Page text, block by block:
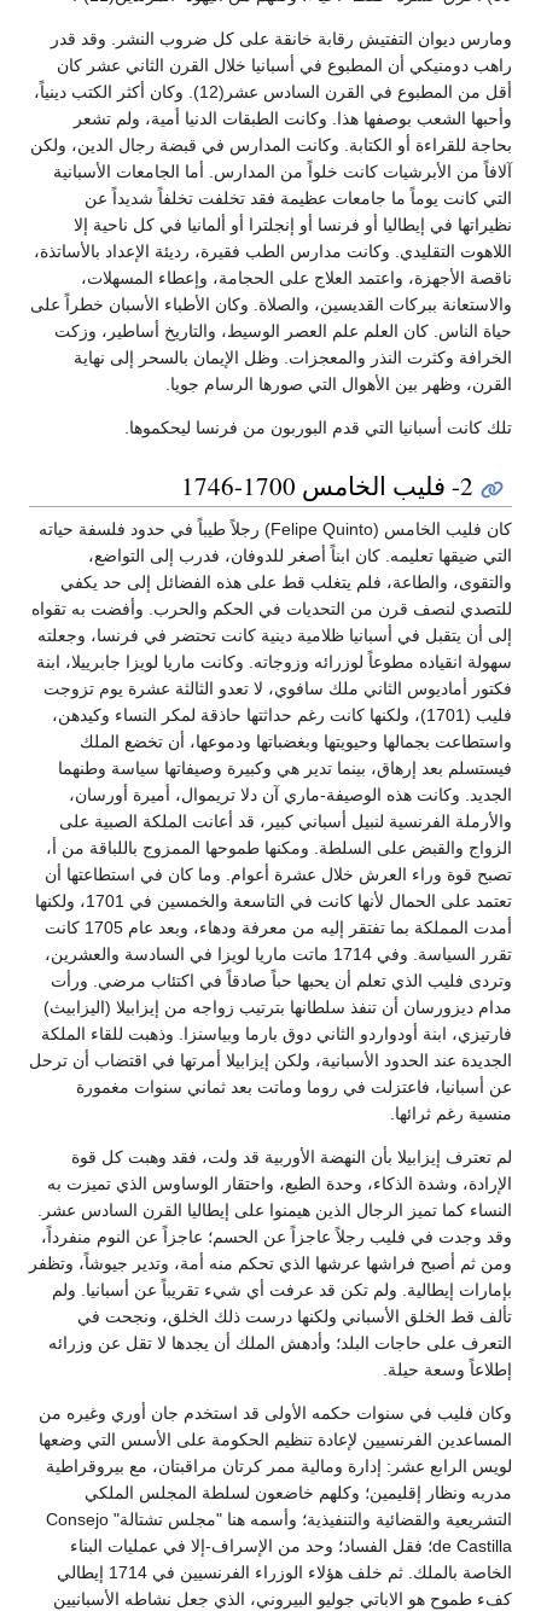
ومارس ديوان التفتيش رقابة خانقة على كل ضروب النشر. وقد قدر
راهب دومنيكي أن المطبوع في أسبانيا خلال القرن الثاني عشر كان
أقل من المطبوع في القرن السادس عشر(12). وكان أكثر الكتب دينياً،
وأحبها الشعب بوصفها هذا. وكانت الطبقات الدنيا أمية، ولم تشعر
بحاجة للقراءة أو الكتابة. وكانت المدارس في قبضة رجال الدين، ولكن
آلافاً من الأبرشيات كانت خلواً من المدارس. أما الجامعات الأسبانية
التي كانت يوماً ما جامعات عظيمة فقد تخلفت تخلفاً شديداً عن
نظيراتها في إيطاليا أو فرنسا أو إنجلترا أو ألمانيا في كل ناحية إلا
اللاهوت التقليدي. وكانت مدارس الطب فقيرة، رديئة الإعداد بالأساتذة،
ناقصة الأجهزة، واعتمد العلاج على الحجامة، وإعطاء المسهلات،
والاستعانة ببركات القديسين، والصلاة. وكان الأطباء الأسبان خطراً على
حياة الناس. كان العلم علم العصر الوسيط، والتاريخ أساطير، وزكت
الخرافة وكثرت النذر والمعجزات. وظل الإيمان بالسحر إلى نهاية
القرن، وظهر بين الأهوال التي صورها الرسام جويا.
تلك كانت أسبانيا التي قدم البوربون من فرنسا ليحكموها.
2- فليب الخامس 1700-1746
كان فليب الخامس (Felipe Quinto) رجلاً طيباً في حدود فلسفة حياته
التي ضيقها تعليمه. كان ابناً أصغر للدوفان، فدرب إلى التواضع،
والتقوى، والطاعة، فلم يتغلب قط على هذه الفضائل إلى حد يكفي
للتصدي لنصف قرن من التحديات في الحكم والحرب. وأفضت به تقواه
إلى أن يتقبل في أسبانيا ظلامية دينية كانت تحتضر في فرنسا، وجعلته
سهولة انقياده مطوعاً لوزرائه وزوجاته. وكانت ماريا لويزا جابرييلا، ابنة
فكتور أماديوس الثاني ملك سافوي، لا تعدو الثالثة عشرة يوم تزوجت
فليب (1701)، ولكنها كانت رغم حداثتها حاذقة لمكر النساء وكيدهن،
واستطاعت بجمالها وحيويتها وبغضباتها ودموعها، أن تخضع الملك
فيستسلم بعد إرهاق، بينما تدير هي وكبيرة وصيفاتها سياسة وطنهما
الجديد. وكانت هذه الوصيفة-ماري آن دلا تريموال، أميرة أورسان،
والأرملة الفرنسية لنبيل أسباني كبير، قد أعانت الملكة الصبية على
الزواج والقبض على السلطة. ومكنها طموحها الممزوج باللباقة من أ،
تصبح قوة وراء العرش خلال عشرة أعوام. وما كان في استطاعتها أن
تعتمد على الحمال لأنها كانت في التاسعة والخمسين في 1701، ولكنها
أمدت المملكة بما تفتقر إليه من معرفة ودهاء، وبعد عام 1705 كانت
تقرر السياسة. وفي 1714 ماتت ماريا لويزا في السادسة والعشرين،
وتردى فليب الذي تعلم أن يحبها حباً صادقاً في اكتئاب مرضي. ورأت
مدام ديزورسان أن تنفذ سلطانها بترتيب زواجه من إيزابيلا (اليزابيث)
فارتيزي، ابنة أودواردو الثاني دوق بارما وبياسنزا. وذهبت للقاء الملكة
الجديدة عند الحدود الأسبانية، ولكن إيزابيلا أمرتها في اقتضاب أن ترحل
عن أسبانيا، فاعتزلت في روما وماتت بعد ثماني سنوات مغمورة
منسية رغم ثرائها.
لم تعترف إيزابيلا بأن النهضة الأوربية قد ولت، فقد وهبت كل قوة
الإرادة، وشدة الذكاء، وحدة الطبع، واحتقار الوساوس الذي تميزت به
النساء كما تميز الرجال الذين هيمنوا على إيطاليا القرن السادس عشر.
وقد وجدت في فليب رجلاً عاجزاً عن الحسم؛ عاجزاً عن النوم منفرداً،
ومن ثم أصبح فراشها عرشها الذي تحكم منه أمة، وتدير جيوشاً، وتظفر
بإمارات إيطالية. ولم تكن قد عرفت أي شيء تقريباً عن أسبانيا. ولم
تألف قط الخلق الأسباني ولكنها درست ذلك الخلق، ونجحت في
التعرف على حاجات البلد؛ وأدهش الملك أن يجدها لا تقل عن وزرائه
إطلاعاً وسعة حيلة.
وكان فليب في سنوات حكمه الأولى قد استخدم جان أوري وغيره من
المساعدين الفرنسيين لإعادة تنظيم الحكومة على الأسس التي وضعها
لويس الرابع عشر: إدارة ومالية ممر كرتان مراقبتان، مع بيروقراطية
مدربه ونظار إقليمين؛ وكلهم خاضعون لسلطة المجلس الملكي
التشريعية والقضائية والتنفيذية؛ وأسمه هنا "مجلس تشتالة" Consejo
de Castilla؛ فقل الفساد؛ وحد من الإسراف-إلا في عمليات البناء
الخاصة بالملك. ثم خلف هؤلاء الوزراء الفرنسيين في 1714 إيطالي
كفء طموح هو الاباتي جوليو البيروني، الذي جعل نشاطه الأسبانيين